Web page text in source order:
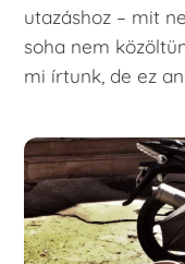
utazáshoz – mit
soha nem
mi írtunk, de ez